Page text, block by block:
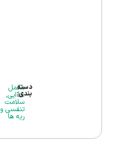
مکمل
غذایی,
سلامت
تنفسی و
ریه ها
دسته
بندی: